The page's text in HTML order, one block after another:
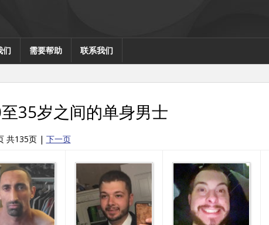
们 需要帮助 联系我们
35岁之间的单身男士
共135页 | 下一页